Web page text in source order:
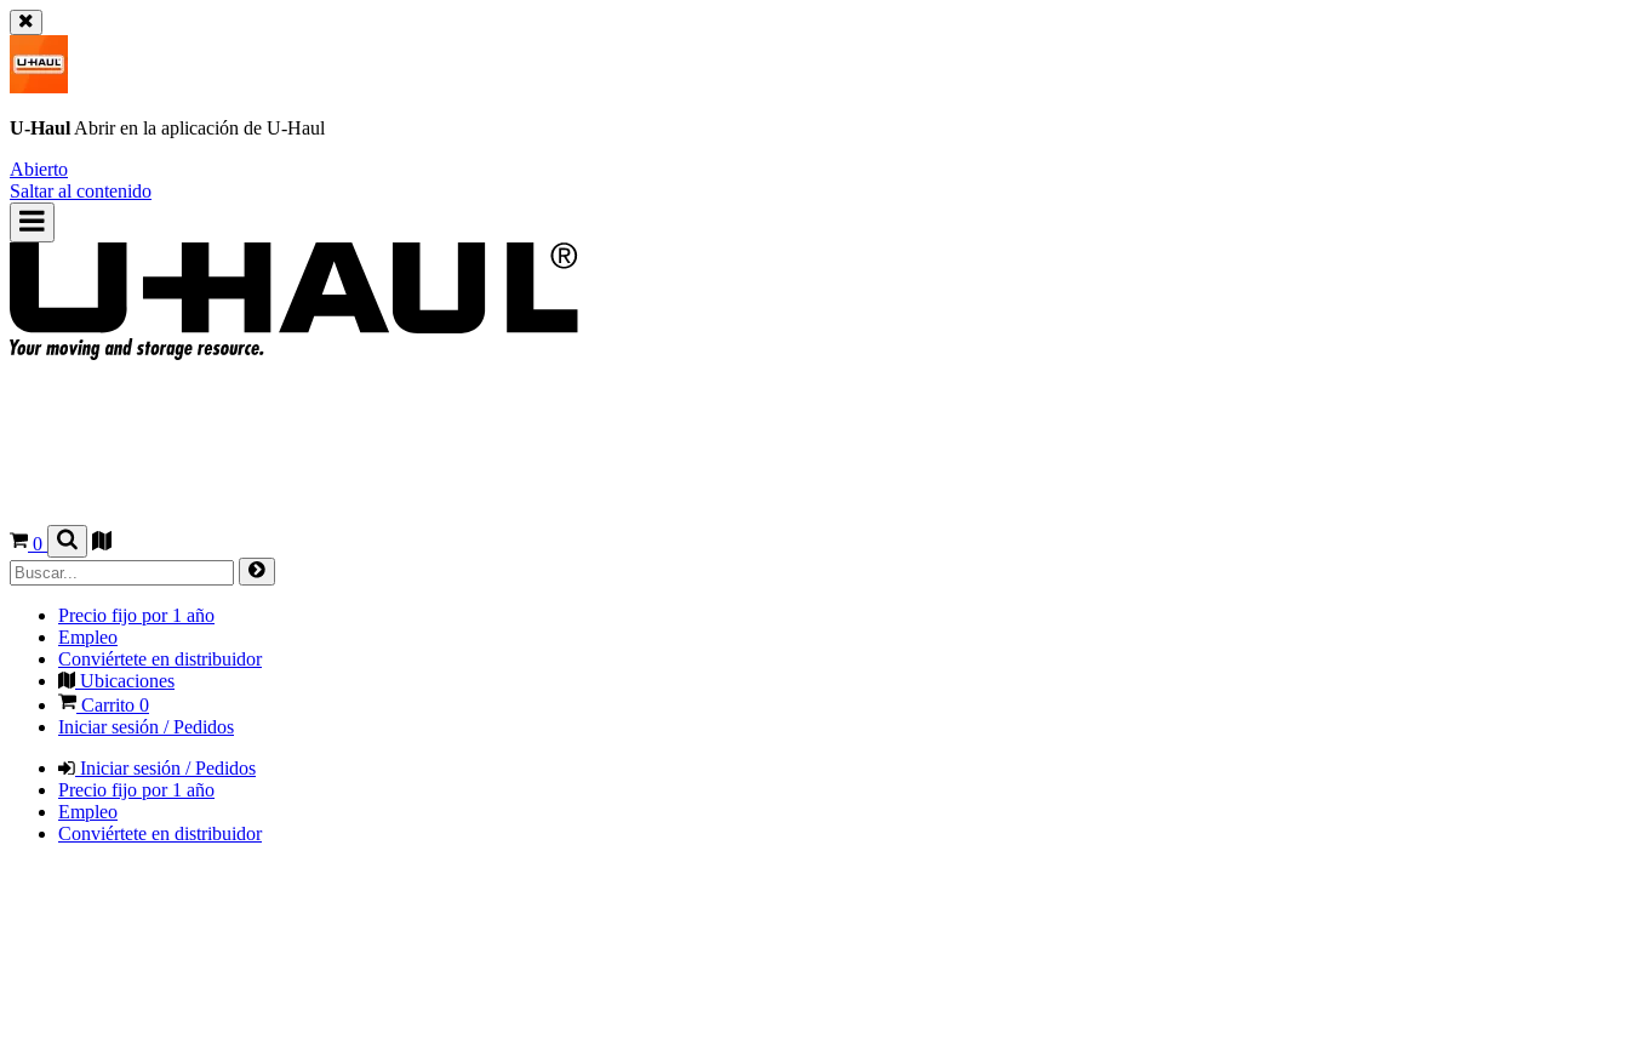
U-Haul Abrir en la aplicación de U-Haul
Abierto
Saltar al contenido
0
Precio fijo por 1 año
Empleo
Conviértete en distribuidor
Ubicaciones
Carrito 0
Iniciar sesión / Pedidos
Iniciar sesión / Pedidos
Precio fijo por 1 año
Empleo
Conviértete en distribuidor